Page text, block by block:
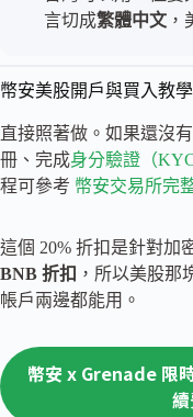
言切成繁體中文 ，
幣安美股開戶與買入教
直接照著做。如果還沒
冊、完成身分驗證（KYC
程可參考 幣安交易所完
這個 20% 折扣是針對加
BNB 折扣 ，所以美股那
帳戶兩邊都能用。
幣安 x Grenade 限
續